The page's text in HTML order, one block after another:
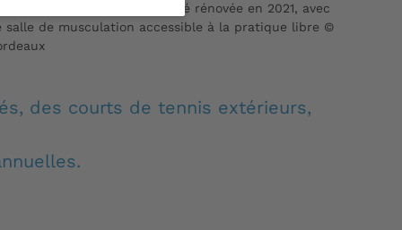
du stadium Monadey a été rénovée en 2021, avec
salle de musculation accessible à la pratique libre ©
des courts de tennis extérieurs,